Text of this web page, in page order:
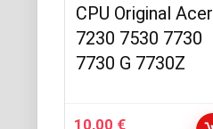
CPU Original Acer
7230 7530 7730
7730 G 7730Z
10,00 €